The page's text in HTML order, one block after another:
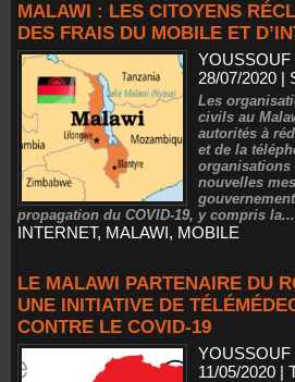
MALAWI : LES CITOYENS
DES FRAIS DU MOBILE ET
28/07/2020 |
Les
civils au
autorités à
et de la
organisations
nouvelles
propagation du COVID-19, y compris la...
INTERNET, MALAWI, MOBILE
LE MALAWI PARTENAIRE DU
UNE INITIATIVE DE
CONTRE LE COVID-19
11/05/2020 |